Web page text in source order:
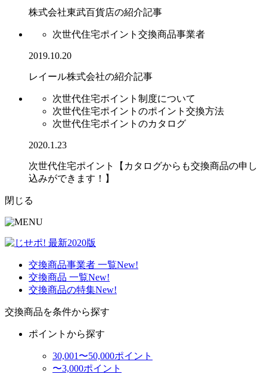
株式会社東武百貨店の紹介記事
次世代住宅ポイント交換商品事業者
2019.10.20
レイール株式会社の紹介記事
次世代住宅ポイント制度について
次世代住宅ポイントのポイント交換方法
次世代住宅ポイントのカタログ
2020.1.23
次世代住宅ポイント【カタログからも交換商品の申し
込みができます！】
閉じる
交換商品事業者 一覧New!
交換商品 一覧New!
交換商品の特集New!
交換商品を条件から探す
ポイントから探す
30,001〜50,000ポイント
〜3,000ポイント